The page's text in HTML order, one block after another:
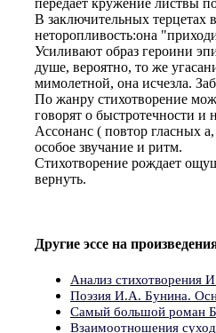
передает кружение листвы
В заключительных терцетах
неторопливость:она
Усиливают образ героини
душе, вероятно, то же
мимолетной, она исчезла.
По жанру стихотворение
говорят о быстротечности
Ассонанс ( повтор гласных
особое звучание и ритм.
Стихотворение рождает
вернуть.
Другие эссе на
Анализ стихотворения
Поэзия И.А. Бунина.
Самый большой роман
Взаимоотношения